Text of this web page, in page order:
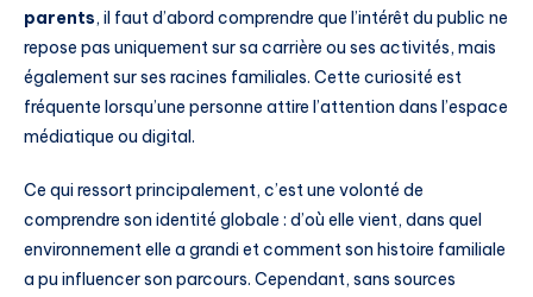
parents, il faut d’abord comprendre que l’intérêt du public ne
repose pas uniquement sur sa carrière ou ses activités, mais
également sur ses racines familiales. Cette curiosité est
fréquente lorsqu’une personne attire l’attention dans l’espace
médiatique ou digital.
Ce qui ressort principalement, c’est une volonté de
comprendre son identité globale : d’où elle vient, dans quel
environnement elle a grandi et comment son histoire familiale
a pu influencer son parcours. Cependant, sans sources